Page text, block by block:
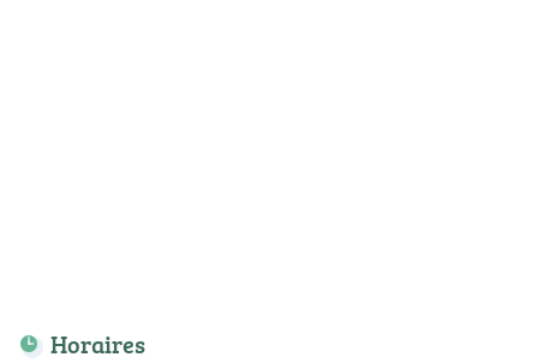
Horaires